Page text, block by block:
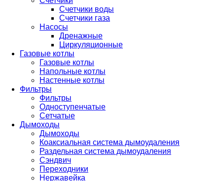
Счетчики воды
Счетчики газа
Насосы
Дренажные
Циркуляционные
Газовые котлы
Газовые котлы
Напольные котлы
Настенные котлы
Фильтры
Фильтры
Одноступенчатые
Сетчатые
Дымоходы
Дымоходы
Коаксиальная система дымоудаления
Раздельная система дымоудаления
Сэндвич
Переходники
Нержавейка